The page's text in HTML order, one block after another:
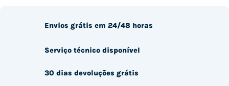
Envios grátis em 24/48 horas
Serviço técnico disponível
30 dias devoluções grátis